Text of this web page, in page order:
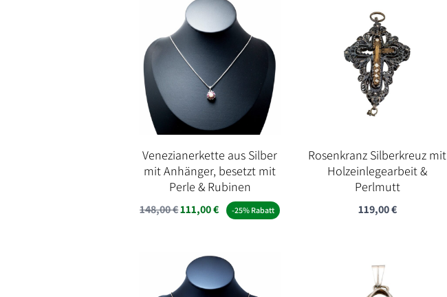
Venezianerkette aus Silber
mit Anhänger, besetzt mit
Perle & Rubinen
148,00€Ursprünglicher
148,00 €
111,00€Aktueller
111,00 €.
-25% Rabatt
Rosenkranz Silberkreuz mit
Holzeinlegearbeit &
Perlmutt
119,00€